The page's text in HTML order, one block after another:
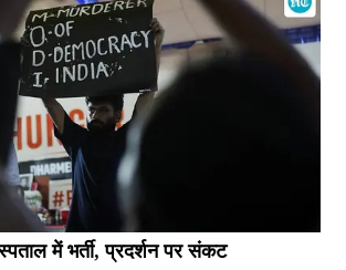
में भर्ती, प्रदर्शन पर संकट